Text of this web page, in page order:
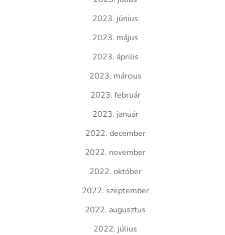
2023. június
2023. május
2023. április
2023. március
2023. február
2023. január
2022. december
2022. november
2022. október
2022. szeptember
2022. augusztus
2022. július